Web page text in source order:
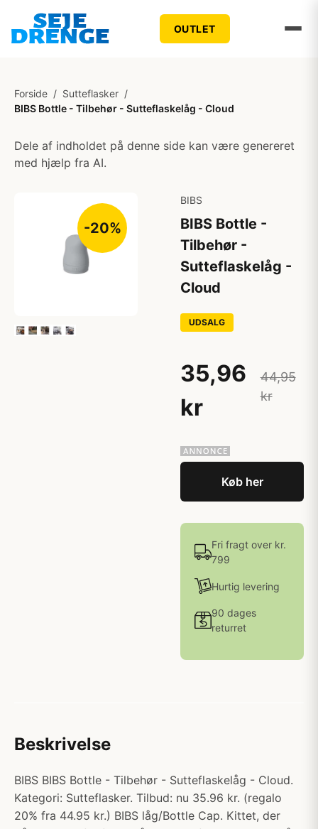
OUTLET
Forside / Sutteflasker /
BIBS Bottle - Tilbehør - Sutteflaskelåg - Cloud
Dele af indholdet på denne side kan være genereret
med hjælp fra AI.
-20%
BIBS
BIBS Bottle -
Tilbehør -
Sutteflaskelåg -
Cloud
UDSALG
35,96
kr
44,95
kr
Køb her
Fri fragt over kr.
799
Hurtig levering
90 dages
returret
Beskrivelse
BIBS BIBS Bottle - Tilbehør - Sutteflaskelåg - Cloud.
Kategori: Sutteflasker. Tilbud: nu 35.96 kr. (regalo
20% fra 44.95 kr.) BIBS låg/Bottle Cap. Kittet, der